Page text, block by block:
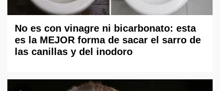
No es con vinagre ni bicarbonato: esta
es la MEJOR forma de sacar el sarro de
las canillas y del inodoro